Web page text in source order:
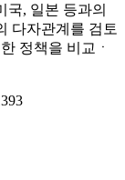
국, 일본 등과의
다자관계를 검토
정책을 비교ㆍ